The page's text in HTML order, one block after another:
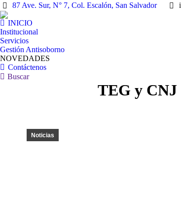
87 Ave. Sur, N° 7, Col. Escalón, San Salvador
INICIO
Institucional
Servicios
Gestión Antisoborno
NOVEDADES
Contáctenos
Buscar:
Buscar
TEG y CNJ
Noticias